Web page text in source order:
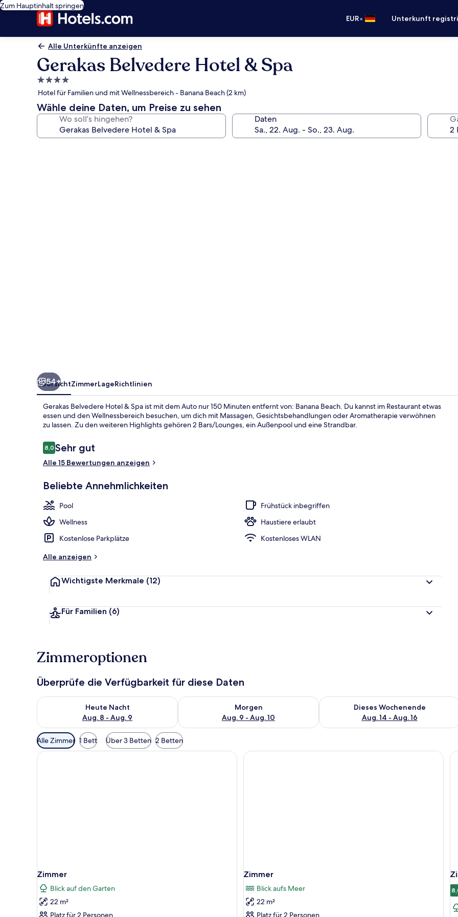
Zum Hauptinhalt springen
EUR• Unterkunft
Alle Unterkünfte anzeigen
Gerakas Belvedere Hotel & Spa
4.0-
Sterne-
Unterkunft
Hotel für Familien und mit Wellnessbereich - Banana Beach (2 km)
Wähle deine Daten, um Preise zu sehen
Wo soll’s hingehen? Daten
54+
ÜbersichtZimmerLageRichtlinien
Gerakas Belvedere Hotel & Spa ist mit dem Auto nur 150 Minuten entfernt von: Banana Beach. Du kannst im Restaurant etwas
essen und den Wellnessbereich besuchen, um dich mit Massagen, Gesichtsbehandlungen oder Aromatherapie verwöhnen
zu lassen. Zu den weiteren Highlights gehören 2 Bars/Lounges, ein Außenpool und eine Strandbar.
Bewertungen
8,08,0 von 10.
Sehr gut
Alle 15 Bewertungen anzeigen
Beliebte Annehmlichkeiten
Pool
Frühstück inbegriffen
Wellness
Haustiere erlaubt
Kostenlose Parkplätze
Kostenloses WLAN
Alle anzeigen
Wichtigste Merkmale (12)
Für Familien (6)
Zimmeroptionen
Überprüfe die Verfügbarkeit für diese Daten
Heute Nacht
Aug. 8 - Aug. 9
Überprüfe die Verfügbarkeit für heute Nacht, Aug. 8 - Aug. 9.
Morgen
Aug. 9 - Aug. 10
Überprüfe die Verfügbarkeit für morgen, Aug. 9 - Aug. 10.
Dieses Wochenende
Aug. 14 - Aug. 16
Überprüfe die Verfügbarkeit für
Verfügbare
Filter
für
Alle Zimmer 1 Bett Über 3 Betten 2 Betten
Zimmer
Blick auf den Garten
22 m²
Platz für 2 Personen
Zimmer
Blick aufs Meer
22 m²
Platz für 2 Personen